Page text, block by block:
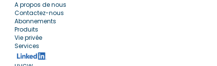
A propos de nous
Contactez-nous
Abonnements
Produits
Vie privée
Services